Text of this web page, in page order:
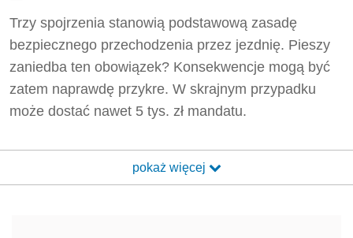
Trzy spojrzenia stanowią podstawową zasadę
bezpiecznego przechodzenia przez jezdnię. Pieszy
zaniedba ten obowiązek? Konsekwencje mogą być
zatem naprawdę przykre. W skrajnym przypadku
może dostać nawet 5 tys. zł mandatu.
pokaż więcej